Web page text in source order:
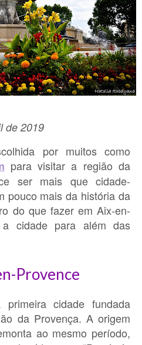
de 2019
por muitos como
para visitar a região da
ser mais que cidade-
pouco mais da história da
do que fazer em Aix-en-
cidade para além das
Provence
primeira cidade fundada
da Provença. A origem
ao mesmo período,